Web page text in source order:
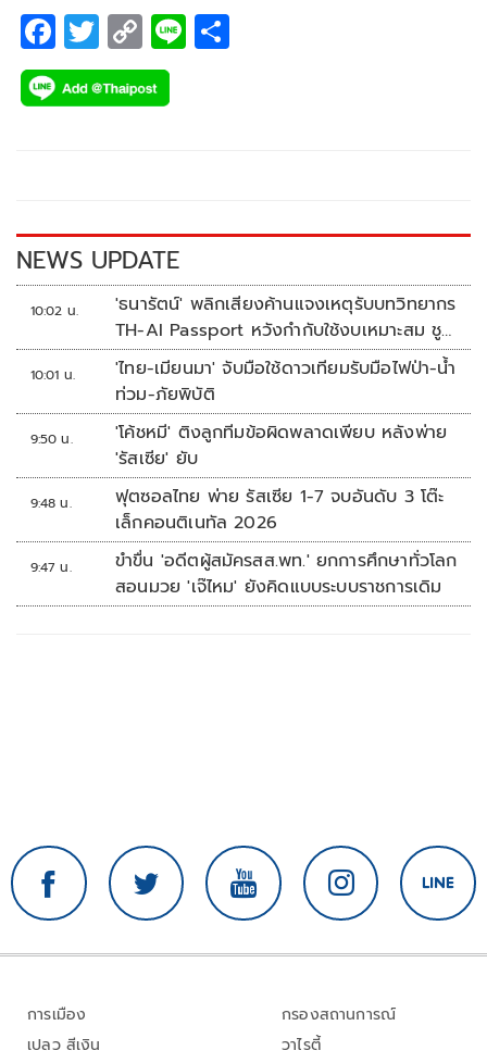
F
ac
e
k
T
wi
tt
C
o
p
k
Li
NEWS UPDATE
10:02 น.
'ธนารัตน์' พลิกเสียงค้านแจงเหตุรับบทวิทยากร
TH-AI Passport หวังกำกับใช้งบเหมาะสม ชู
จุดเด่นคนไทยได้ใช้ AI ระดับโปร ลดเหลื่อมล้ำ
ทางเทคโนโลยี เซฟงบไปกว่า900ล้าน เชื่อหาก
ใช้เต็มที่เอกชนขาดทุนย่อยยับ
10:01 น.
'ไทย-เมียนมา' จับมือใช้ดาวเทียมรับมือไฟป่า-น้ำ
ท่วม-ภัยพิบัติ
9:50 น.
'โค้ชหมี' ติงลูกทีมข้อผิดพลาดเพียบ หลังพ่าย
'รัสเซีย' ยับ
9:48 น.
ฟุตซอลไทย พ่าย รัสเซีย 1-7 จบอันดับ 3 โต๊ะ
เล็กคอนติเนทัล 2026
9:47 น.
ขำขื่น 'อดีตผู้สมัครสส.พท.' ยกการศึกษาทั่วโลก
สอนมวย 'เจ๊ไหม' ยังคิดแบบระบบราชการเดิม
การเมือง
เปลว สีเงิน
กรองสถานการณ์
วาไรตี้